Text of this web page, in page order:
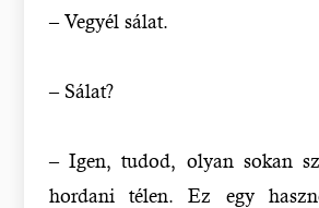
– Vegyél sálat.
– Sálat?
– Igen, tudod, olyan sokan
hordani télen. Ez egy